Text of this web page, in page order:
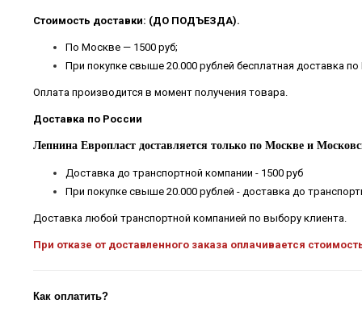
Стоимость доставки: (ДО ПОДЪЕЗДА).
По Москве — 1500 руб;
При покупке свыше 20.000 рублей бесплатная доставка
Оплата производится в момент получения товара.
Доставка по России
Лепнина Европласт доставляется только по Москве и
Доставка до транспортной компании - 1500 руб
При покупке свыше 20.000 рублей - доставка до
Доставка любой транспортной компанией по выбору клиента.
При отказе от доставленного заказа оплачивается
Как оплатить?